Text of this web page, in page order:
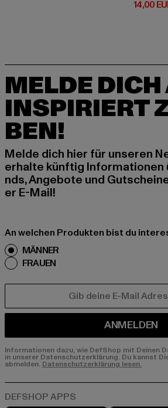
14,00
MELDE
INSPIRIERT
BEN!
Melde dich hier für unseren
erhalte künftig Informationen
nds, Angebote und
er E-Mail!
An welchen Produkten bist du
MÄNNER
FRAUEN
ANMELDEN
Informationen dazu, wie DefShop mit Deinen
in unserer Datenschutzerklärung. Du kannst
abmelden. Datenschutzerklärung lesen.